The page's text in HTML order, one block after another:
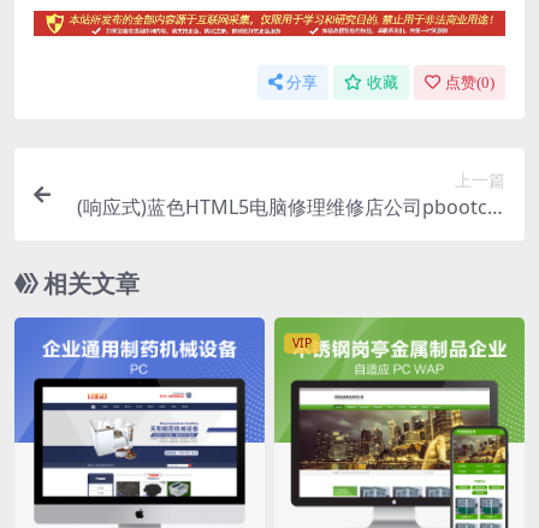
分享 收藏 点赞(0)
上一篇
(响应式)蓝色HTML5电脑修理维修店公司pbootcm
相关文章
VIP